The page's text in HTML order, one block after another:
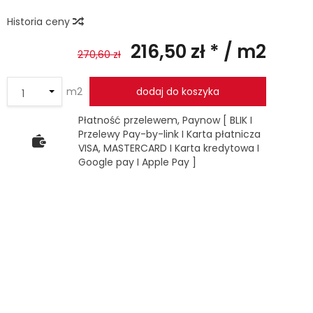
Historia ceny
270,60 zł 216,50 zł * / m2
m2 dodaj do koszyka
Płatność przelewem, Paynow [ BLIK I
Przelewy Pay-by-link I Karta płatnicza
VISA, MASTERCARD I Karta kredytowa I
Google pay I Apple Pay ]